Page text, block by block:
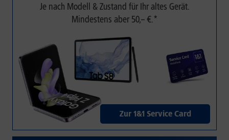
Je nach Modell & Zustand für Ihr altes Gerät.
Mindestens aber 50,– €.*
Zur 1&1 Service Card